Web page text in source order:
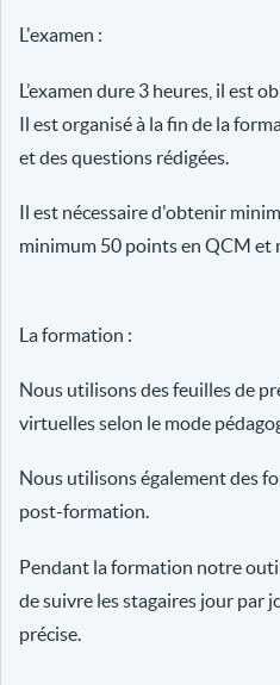
L'examen :
L’examen dure 3 heures, il est
Il est organisé à la fin de la
et des questions rédigées.
Il est nécessaire d'obtenir
minimum 50 points en QCM et
La formation :
Nous utilisons des feuilles de
virtuelles selon le mode
Nous utilisons également des
post-formation.
Pendant la formation notre
de suivre les stagaires jour par
précise.